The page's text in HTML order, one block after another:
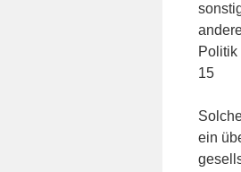
Politik
15
ein